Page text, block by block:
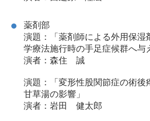
薬剤部
演題：「薬剤師による外用保湿
学療法施行時の手足症候群へ与
演者：森住 誠
演題：「変形性股関節症の術後
甘草湯の影響」
演者：岩田 健太郎